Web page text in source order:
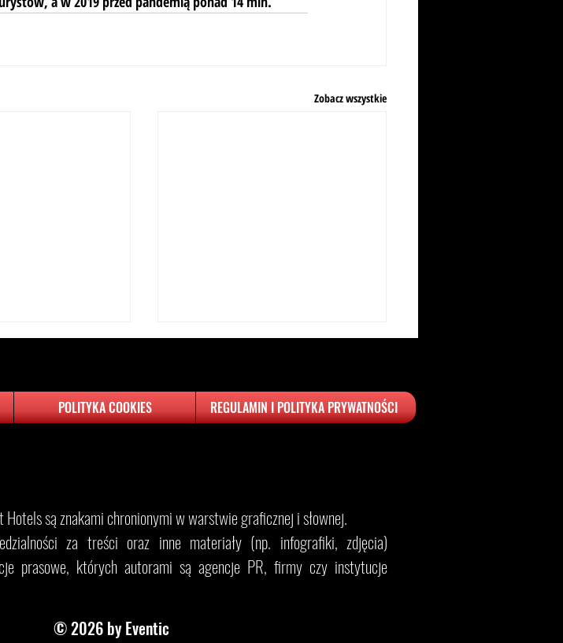
Zobacz wszystkie
pierwszych
REGULAMIN I POLITYKA PRYWATNOŚCI
POLITYKA COOKIES
są znakami chronionymi w warstwie graficznej i słownej.
za treści oraz inne materiały (np. infografiki, zdjęcia)
prasowe, których autorami są agencje PR, firmy czy instytucje
© 2026 by Eventic